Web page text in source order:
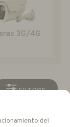
3G/4G
FILTROS
productos.del